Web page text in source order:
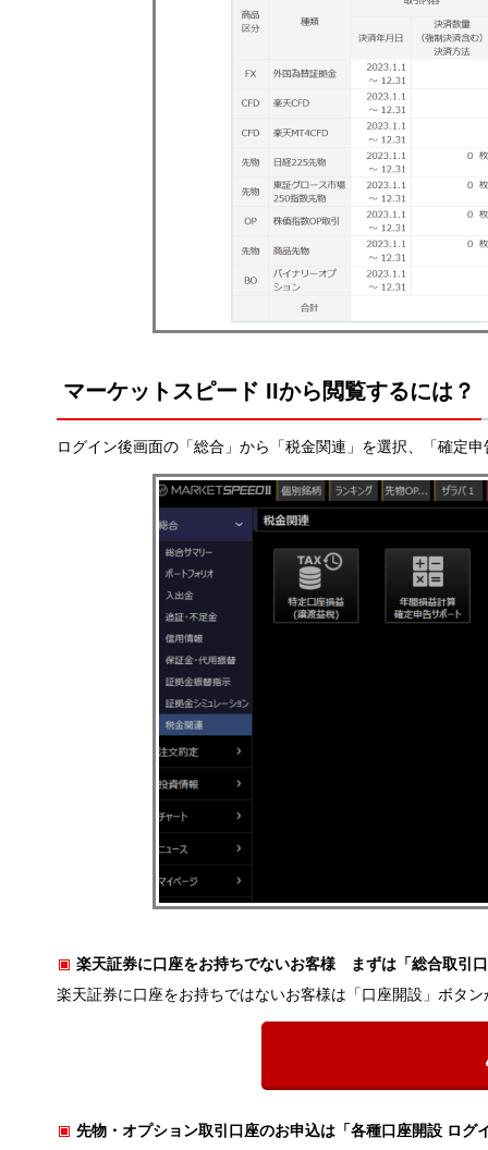
マーケットスピード IIから閲覧するには？
ログイン後画面の「総合」から「税金関連」を選択、「確定
楽天証券に口座をお持ちでないお客様 まずは「総合取引
楽天証券に口座をお持ちではないお客様は「口座開設」ボタ
先物・オプション取引口座のお申込は「各種口座開設 ログ